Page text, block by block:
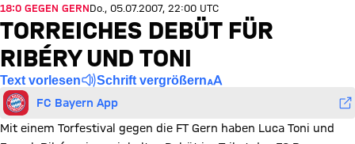
18:0 GEGEN GERNDo., 05.07.2007, 22:00 UTC
TORREICHES DEBÜT FÜR
RIBÉRY UND TONI
Text vorlesen Schrift vergrößern
FC Bayern App
Mit einem Torfestival gegen die FT Gern haben Luca Toni und